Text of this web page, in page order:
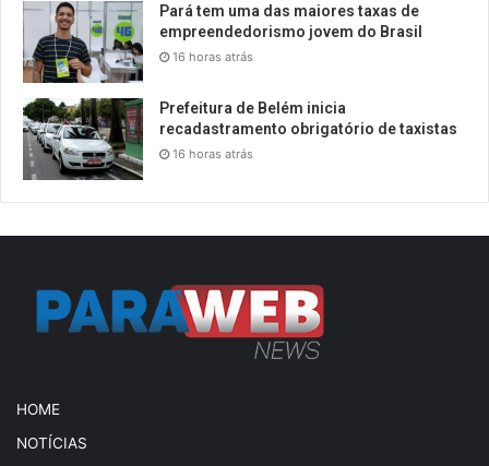
Pará tem uma das maiores taxas de
empreendedorismo jovem do Brasil
16 horas atrás
Prefeitura de Belém inicia
recadastramento obrigatório de taxistas
16 horas atrás
HOME
NOTÍCIAS